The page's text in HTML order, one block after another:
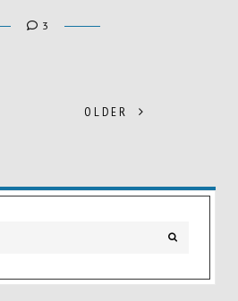
3
OLDER